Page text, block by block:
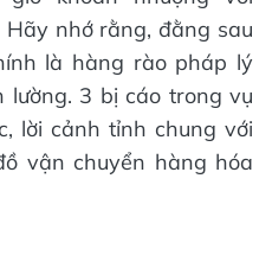
nhớ rằng, đằng sau
là hàng rào pháp lý
lường. 3 bị cáo trong vụ
lời cảnh tỉnh chung với
vận chuyển hàng hóa